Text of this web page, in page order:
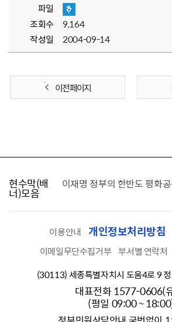
파일
조회수
9,164
작성일
2004-09-14
이전 페이지
현수막(배
너)모음
찾습니다 이재명 정부의 한반도 평화
이용안내 개인정보처리방침
이메일무단수집거부 부서별 연락처
(30113) 세종특별자치시 도움4로 9
대표전화 1577-0606(
(평일 09:00 ~